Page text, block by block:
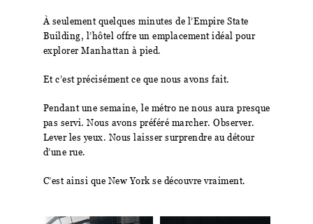
À seulement quelques minutes de l’Empire State
Building, l’hôtel offre un emplacement idéal pour
explorer Manhattan à pied.
Et c’est précisément ce que nous avons fait.
Pendant une semaine, le métro ne nous aura presque
pas servi. Nous avons préféré marcher. Observer.
Lever les yeux. Nous laisser surprendre au détour
d’une rue.
C’est ainsi que New York se découvre vraiment.